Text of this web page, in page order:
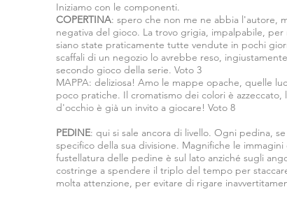
Iniziamo con le componenti.
COPERTINA: spero che non me ne abbia l'autore,
negativa del gioco. La trovo grigia, impalpabile,
siano state praticamente tutte vendute in pochi
scaffali di un negozio lo avrebbe reso,
secondo gioco della serie. Voto 3
MAPPA: deliziosa! Amo le mappe opache, quelle
poco pratiche. Il cromatismo dei colori è
d'occhio è già un invito a giocare! Voto 8
PEDINE: qui si sale ancora di livello. Ogni pedina,
specifico della sua divisione. Magnifiche le
fustellatura delle pedine è sul lato anziché sugli
costringe a spendere il triplo del tempo per
molta attenzione, per evitare di rigare